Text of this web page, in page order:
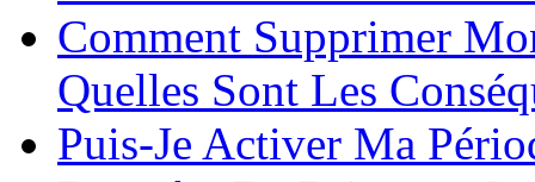
Comment Supprimer
Quelles Sont Les
Puis-Je Activer Ma